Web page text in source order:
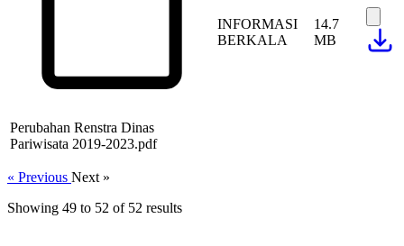
Perubahan Renstra Dinas
Pariwisata 2019-2023.pdf
INFORMASI
BERKALA
14.7
MB
« Previous Next »
Showing 49 to 52 of 52 results